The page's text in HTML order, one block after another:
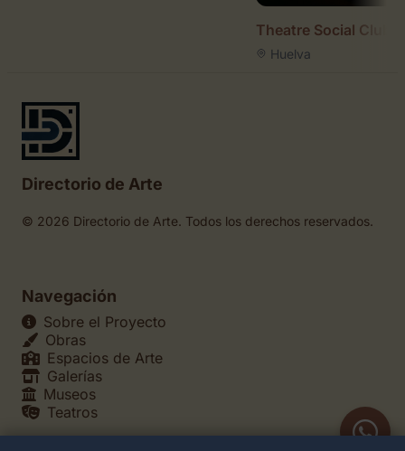
Theatre Social Club
Huelva
Directorio de Arte
© 2026 Directorio de Arte. Todos los derechos reservados.
Navegación
Sobre el Proyecto
Obras
Espacios de Arte
Galerías
Museos
Teatros